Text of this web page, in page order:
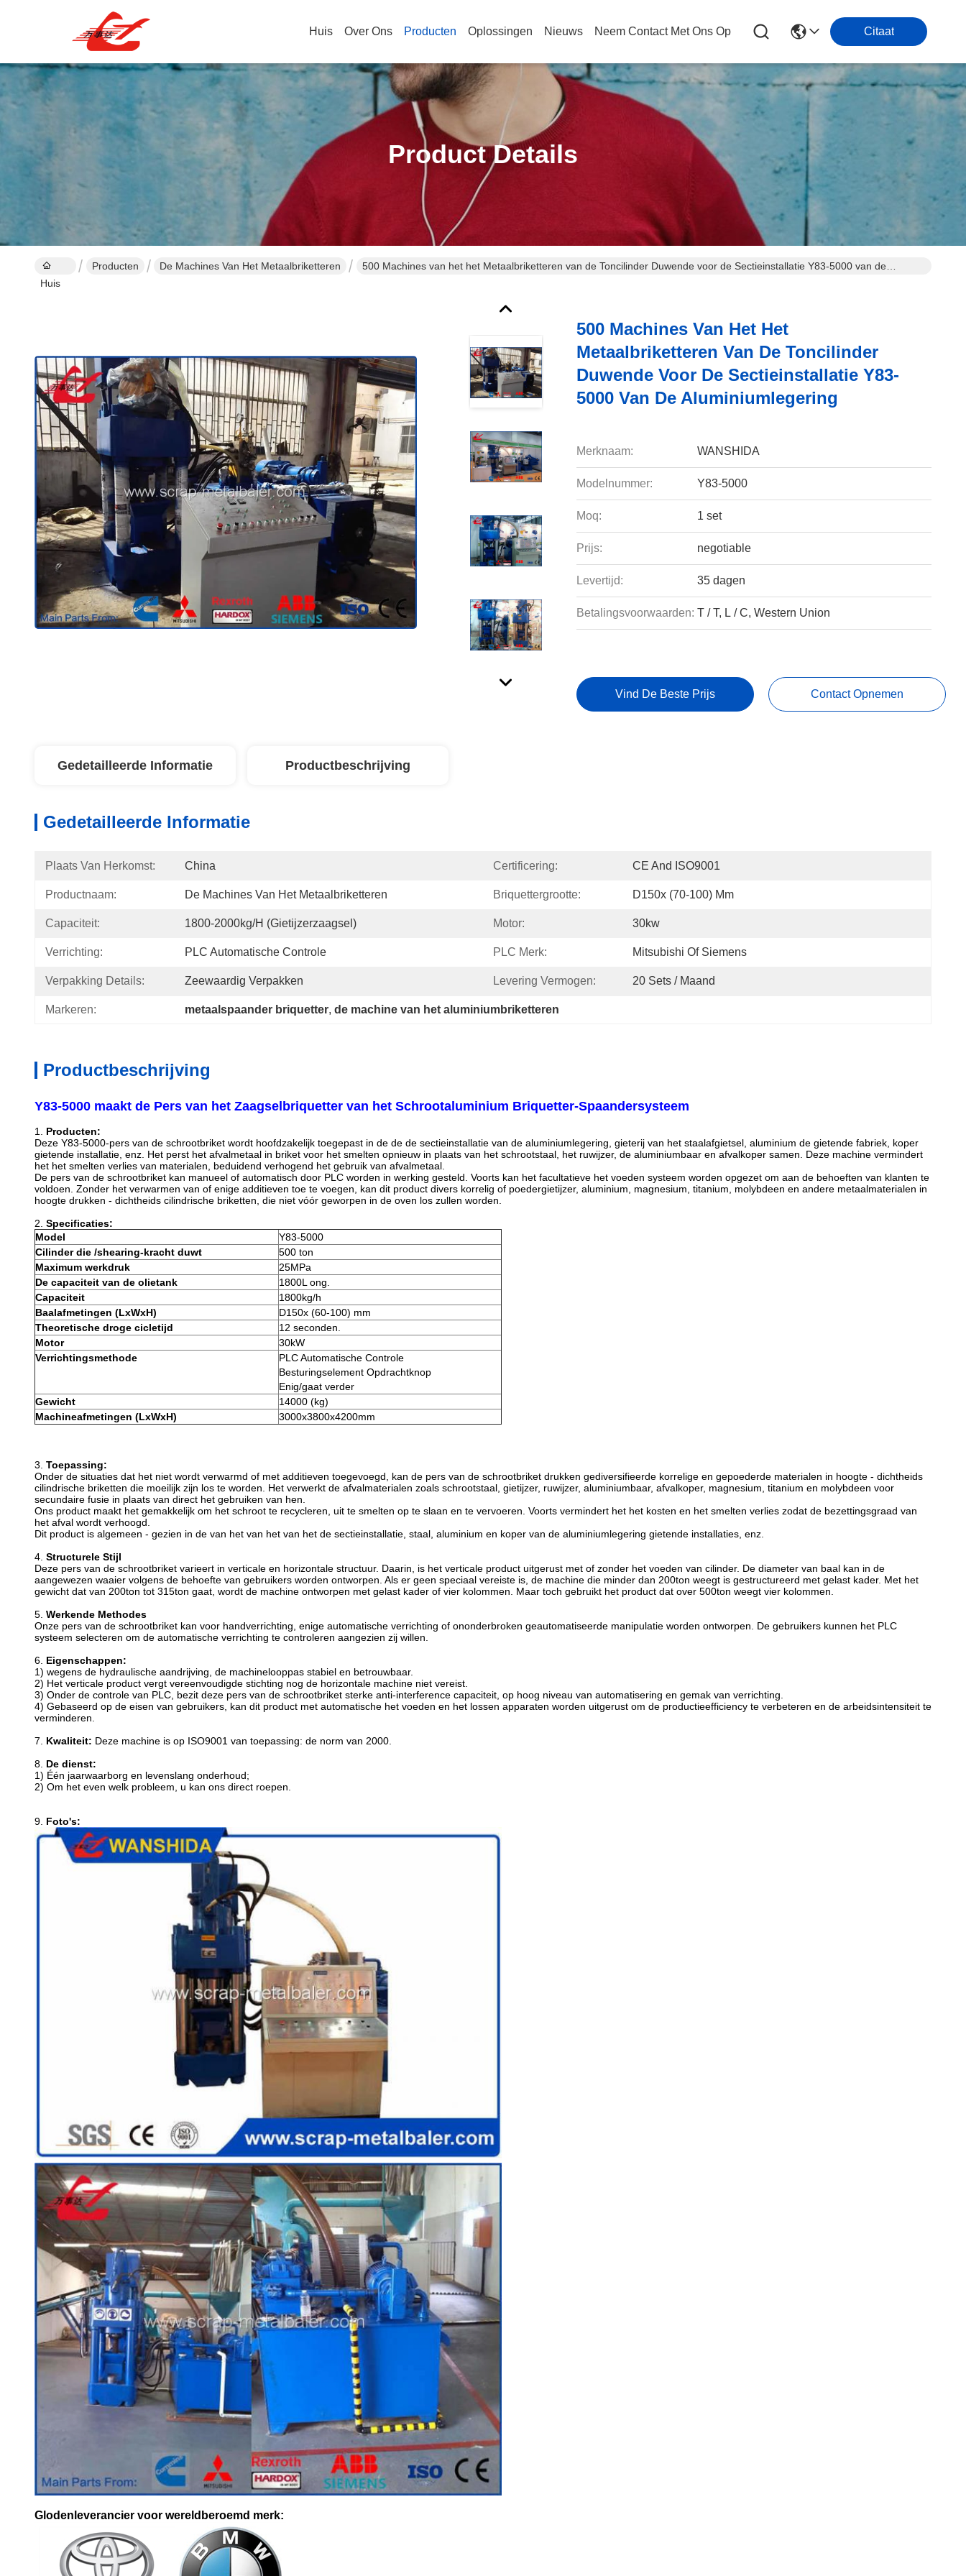
Huis Over Ons Producten Oplossingen Nieuws Neem Contact Met Ons Op Citaat
Product Details
Huis
Producten De Machines Van Het Metaalbriketteren
500 Machines van het het Metaalbriketteren van de Toncilinder Duwende voor de Sectieinstallatie Y83-5000 van de
500 Machines Van Het Het
Metaalbriketteren Van De Toncilinder
Duwende Voor De Sectieinstallatie Y83-
5000 Van De Aluminiumlegering
Merknaam: WANSHIDA
Modelnummer: Y83-5000
Moq: 1 set
Prijs: negotiable
Levertijd: 35 dagen
Betalingsvoorwaarden: T / T, L / C, Western Union
Vind De Beste Prijs Contact Opnemen
Gedetailleerde Informatie Productbeschrijving
Gedetailleerde Informatie
Plaats Van Herkomst: China Certificering: CE And ISO9001
Productnaam: De Machines Van Het Metaalbriketteren Briquettergrootte: D150x (70-100) Mm
Capaciteit: 1800-2000kg/h (gietijzerzaagsel) Motor: 30kw
Verrichting: PLC Automatische Controle PLC Merk: Mitsubishi Of Siemens
Verpakking Details: Zeewaardig Verpakken Levering Vermogen: 20 Sets / Maand
Markeren: metaalspaander briquetter, de machine van het aluminiumbriketteren
Productbeschrijving
Y83-5000 maakt de Pers van het Zaagselbriquetter van het Schrootaluminium Briquetter-Spaandersysteem
1. Producten:
Deze Y83-5000-pers van de schrootbriket wordt hoofdzakelijk toegepast in de de de sectieinstallatie van de aluminiumlegering, gieterij van het staalafgietsel, aluminium de gietende fabriek, koper
gietende installatie, enz. Het perst het afvalmetaal in briket voor het smelten opnieuw in plaats van het schrootstaal, het ruwijzer, de aluminiumbaar en afvalkoper samen. Deze machine vermindert
het het smelten verlies van materialen, beduidend verhogend het gebruik van afvalmetaal.
De pers van de schrootbriket kan manueel of automatisch door PLC worden in werking gesteld. Voorts kan het facultatieve het voeden systeem worden opgezet om aan de behoeften van klanten te
voldoen. Zonder het verwarmen van of enige additieven toe te voegen, kan dit product divers korrelig of poedergietijzer, aluminium, magnesium, titanium, molybdeen en andere metaalmaterialen in
hoogte drukken - dichtheids cilindrische briketten, die niet vóór geworpen in de oven los zullen worden.
2. Specificaties:
Model
Y83-5000
Cilinder die /shearing-kracht duwt
500 ton
Maximum werkdruk
25MPa
De capaciteit van de olietank
1800L ong.
Capaciteit
1800kg/h
Baalafmetingen (LxWxH)
D150x (60-100) mm
Theoretische droge cicletijd
12 seconden.
Motor
30kW
Verrichtingsmethode
PLC Automatische Controle
Besturingselement Opdrachtknop
Enig/gaat verder
Gewicht
14000 (kg)
Machineafmetingen (LxWxH)
3000x3800x4200mm
3. Toepassing:
Onder de situaties dat het niet wordt verwarmd of met additieven toegevoegd, kan de pers van de schrootbriket drukken gediversifieerde korrelige en gepoederde materialen in hoogte - dichtheids
cilindrische briketten die moeilijk zijn los te worden. Het verwerkt de afvalmaterialen zoals schrootstaal, gietijzer, ruwijzer, aluminiumbaar, afvalkoper, magnesium, titanium en molybdeen voor
secundaire fusie in plaats van direct het gebruiken van hen.
Ons product maakt het gemakkelijk om het schroot te recycleren, uit te smelten op te slaan en te vervoeren. Voorts vermindert het het kosten en het smelten verlies zodat de bezettingsgraad van
het afval wordt verhoogd.
Dit product is algemeen - gezien in de van het van het van het de sectieinstallatie, staal, aluminium en koper van de aluminiumlegering gietende installaties, enz.
4. Structurele Stijl
Deze pers van de schrootbriket varieert in verticale en horizontale structuur. Daarin, is het verticale product uitgerust met of zonder het voeden van cilinder. De diameter van baal kan in de
aangewezen waaier volgens de behoefte van gebruikers worden ontworpen. Als er geen speciaal vereiste is, de machine die minder dan 200ton weegt is gestructureerd met gelast kader. Met het
gewicht dat van 200ton tot 315ton gaat, wordt de machine ontworpen met gelast kader of vier kolommen. Maar toch gebruikt het product dat over 500ton weegt vier kolommen.
5. Werkende Methodes
Onze pers van de schrootbriket kan voor handverrichting, enige automatische verrichting of ononderbroken geautomatiseerde manipulatie worden ontworpen. De gebruikers kunnen het PLC
systeem selecteren om de automatische verrichting te controleren aangezien zij willen.
6. Eigenschappen:
1) wegens de hydraulische aandrijving, de machinelooppas stabiel en betrouwbaar.
2) Het verticale product vergt vereenvoudigde stichting nog de horizontale machine niet vereist.
3) Onder de controle van PLC, bezit deze pers van de schrootbriket sterke anti-interference capaciteit, op hoog niveau van automatisering en gemak van verrichting.
4) Gebaseerd op de eisen van gebruikers, kan dit product met automatische het voeden en het lossen apparaten worden uitgerust om de productieefficiency te verbeteren en de arbeidsintensiteit te
verminderen.
7. Kwaliteit: Deze machine is op ISO9001 van toepassing: de norm van 2000.
8. De dienst:
1) Één jaarwaarborg en levenslang onderhoud;
2) Om het even welk probleem, u kan ons direct roepen.
9. Foto's:
Glodenleverancier voor wereldberoemd merk: